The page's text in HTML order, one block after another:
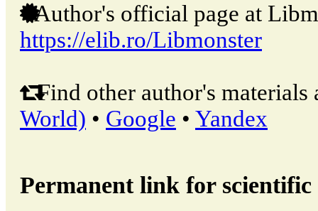
Author's official page at
https://elib.ro/Libmonster
Find other author's materials
World) • Google • Yandex
Permanent link for